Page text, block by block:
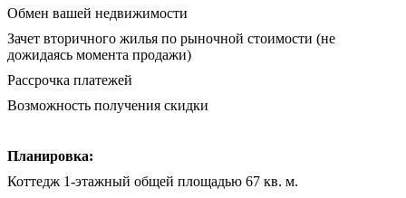
Обмен вашей недвижимости
Зачет вторичного жилья по рыночной стоимости (не
дожидаясь момента продажи)
Рассрочка платежей
Возможность получения скидки
Планировка:
Коттедж 1-этажный общей площадью 67 кв. м.